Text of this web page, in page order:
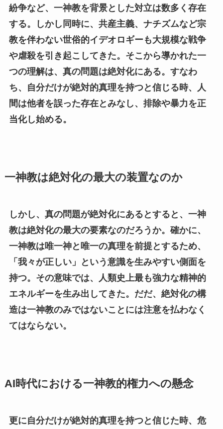
紛争など、一神教を背景とした対立は数多く存在
する。しかし同時に、共産主義、ナチズムなど宗
教を伴わない世俗的イデオロギーも大規模な戦争
や虐殺を引き起こしてきた。そこから導かれた一
つの理解は、真の問題は絶対化にある。すなわ
ち、自分だけが絶対的真理を持つと信じる時、人
間は他者を誤った存在とみなし、排除や暴力を正
当化し始める。
一神教は絶対化の最大の装置なのか
しかし、真の問題が絶対化にあるとすると、一神
教は絶対化の最大の要素なのだろうか。確かに、
一神教は唯一神と唯一の真理を前提とするため、
「我々が正しい」という意識を生みやすい側面を
持つ。その意味では、人類史上最も強力な精神的
エネルギーを生み出してきた。だだ、絶対化の構
造は一神教のみではないことには注意を払わなく
てはならない。
AI時代における一神教的権力への懸念
更に自分だけが絶対的真理を持つと信じた時、危